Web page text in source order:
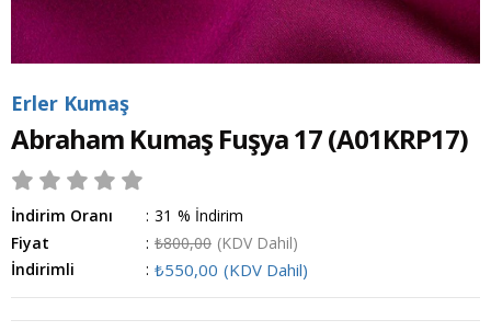
Erler Kumaş
Abraham Kumaş Fuşya 17(A01KRP17)
İndirim Oranı : %
31
İndirim
Fiyat
: ₺800,00 (KDV Dahil)
İndirimli
: ₺550,00 (KDV Dahil)